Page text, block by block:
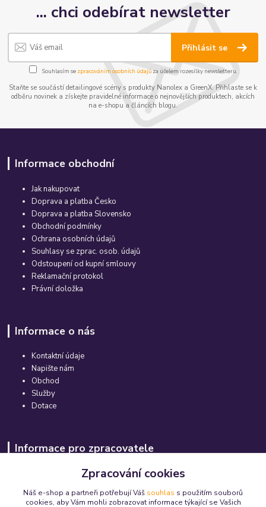
... chci odebírat newsletter
Přihlásit se
Souhlasím se zpracováním osobních údajůza účelem rozesílky newsletteru.
Staňte se součástí detailingové scény s produkty Nanolex a GreenX. Přihlaste se k
odběru novinek a získejte pravidelné informace o nejnovějších produktech, akcích
na e-shopu a článcích blogu.
Informace obchodní
Jak nakupovat
Doprava a platba Česko
Doprava a platba Slovensko
Obchodní podmínky
Ochrana osobních údajů
Souhlasy se zprac. osob. údajů
Odstoupení od kupní smlouvy
Reklamační protokol
Právní doložka
Informace o nás
Kontaktní údaje
Napište nám
Obchod
Služby
Dotace
Informace pro zpracovatele
Certifikace Nanolex
Blog
Zpracování cookies
Náš e-shop a partneři potřebují Váš souhlas s použitím souborů
cookies, aby Vám mohli zobrazovat informace týkající se Vašich